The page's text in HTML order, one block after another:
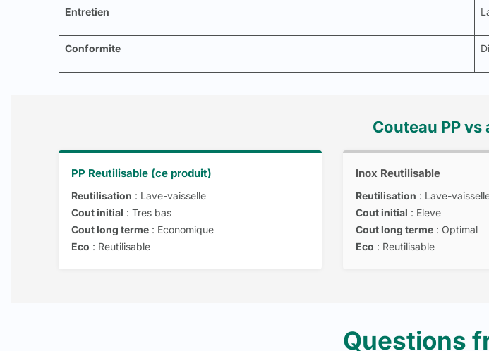
Entretien
Conformite
Couteau PP
PP Reutilisable (ce produit)
Reutilisation : Lave-vaisselle
Cout initial : Tres bas
Cout long terme: Economique
Eco : Reutilisable
Inox Reutilisable
Reutilisation : Lave-
Cout initial : Eleve
Cout long terme: Optimal
Eco : Reutilisable
Questions